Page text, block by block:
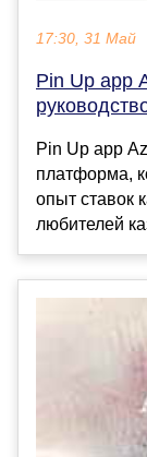
17:30, 31 Май
Pin Up app
Pin Up app
платформа,
опыт ставок
любителей